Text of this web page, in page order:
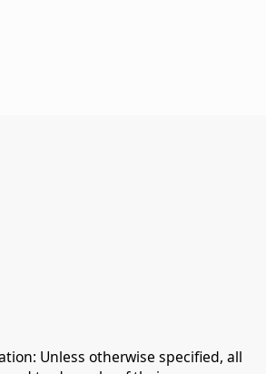
Unless otherwise specified, all